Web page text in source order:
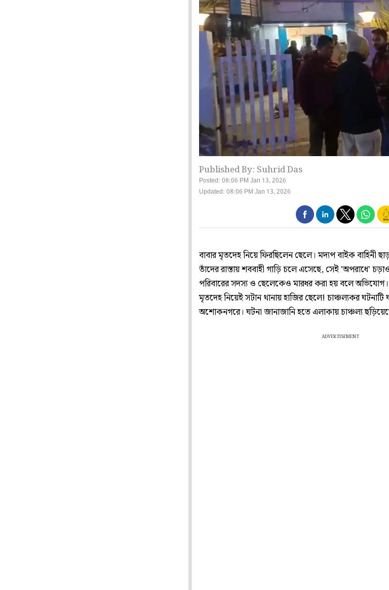
Published By: Suhrid Das
Posted: 08:06 PM Jan 13, 2026
Updated: 08:06 PM Jan 13, 2026
বাবার মৃতদেহ নিয়ে ফিরছিলেন ছেলে। মদ্যপ বাইক বাহিনী
তাঁদের রাস্তায় শববাহী গাড়ি চলে এসেছে, সেই 'অপরাধে'
পরিবারের সদস্য ও ছেলেকেও মারধর করা হয় বলে অভিযোগ।
মৃতদেহ নিয়েই সটান থানায় হাজির ছেলে! চাঞ্চল্যকর
অশোকনগরে। ঘটনা জানাজানি হতে এলাকায় চাঞ্চল্য
ADVERTISEMENT